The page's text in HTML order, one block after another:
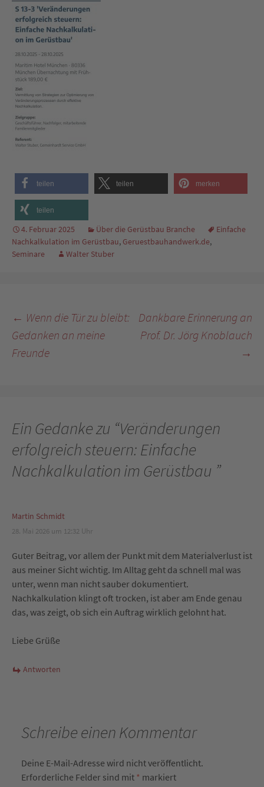
teilen teilen merken
teilen
4. Februar 2025 Über die Gerüstbau Branche
Einfache
Nachkalkulation im Gerüstbau, Geruestbauhandwerk.de,
Seminare
Walter Stuber
Beitragsnavigation
← Wenn die Tür zu bleibt:
Gedanken an meine
Freunde
Dankbare Erinnerung an
Prof. Dr. Jörg Knoblauch
→
Ein Gedanke zu “Veränderungen
erfolgreich steuern: Einfache
Nachkalkulation im Gerüstbau ”
Martin Schmidt
28. Mai 2026 um 12:32 Uhr
Guter Beitrag, vor allem der Punkt mit dem Materialverlust ist
aus meiner Sicht wichtig. Im Alltag geht da schnell mal was
unter, wenn man nicht sauber dokumentiert.
Nachkalkulation klingt oft trocken, ist aber am Ende genau
das, was zeigt, ob sich ein Auftrag wirklich gelohnt hat.
Liebe Grüße
Antworten
Schreibe einen Kommentar
Deine E-Mail-Adresse wird nicht veröffentlicht.
Erforderliche Felder sind mit * markiert